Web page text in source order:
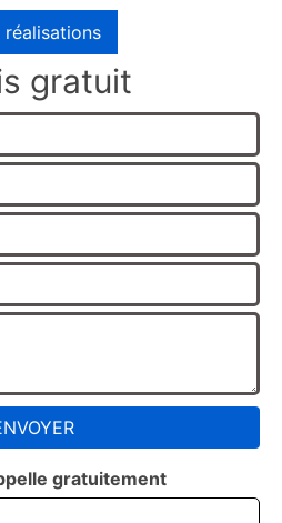
réalisations
gratuit
gratuitement